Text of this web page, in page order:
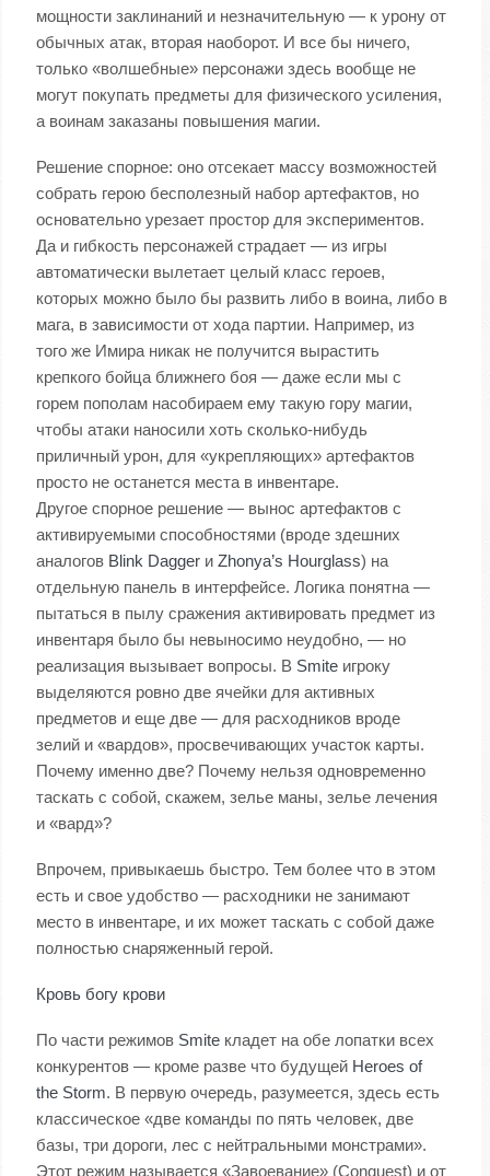
мощности заклинаний и незначительную — к урону от
обычных атак, вторая наоборот. И все бы ничего,
только «волшебные» персонажи здесь вообще не
могут покупать предметы для физического усиления,
а воинам заказаны повышения магии.
Решение спорное: оно отсекает массу возможностей
собрать герою бесполезный набор артефактов, но
основательно урезает простор для экспериментов.
Да и гибкость персонажей страдает — из игры
автоматически вылетает целый класс героев,
которых можно было бы развить либо в воина, либо в
мага, в зависимости от хода партии. Например, из
того же Имира никак не получится вырастить
крепкого бойца ближнего боя — даже если мы с
горем пополам насобираем ему такую гору магии,
чтобы атаки наносили хоть сколько-нибудь
приличный урон, для «укрепляющих» артефактов
просто не останется места в инвентаре.
Другое спорное решение — вынос артефактов с
активируемыми способностями (вроде здешних
аналогов Blink Dagger и Zhonya’s Hourglass) на
отдельную панель в интерфейсе. Логика понятна —
пытаться в пылу сражения активировать предмет из
инвентаря было бы невыносимо неудобно, — но
реализация вызывает вопросы. В Smite игроку
выделяются ровно две ячейки для активных
предметов и еще две — для расходников вроде
зелий и «вардов», просвечивающих участок карты.
Почему именно две? Почему нельзя одновременно
таскать с собой, скажем, зелье маны, зелье лечения
и «вард»?
Впрочем, привыкаешь быстро. Тем более что в этом
есть и свое удобство — расходники не занимают
место в инвентаре, и их может таскать с собой даже
полностью снаряженный герой.
Кровь богу крови
По части режимов Smite кладет на обе лопатки всех
конкурентов — кроме разве что будущей Heroes of
the Storm. В первую очередь, разумеется, здесь есть
классическое «две команды по пять человек, две
базы, три дороги, лес с нейтральными монстрами».
Этот режим называется «Завоевание» (Conquest) и от